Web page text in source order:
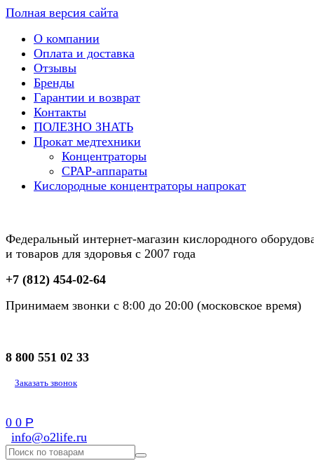
Полная версия сайта
О компании
Оплата и доставка
Отзывы
Бренды
Гарантии и возврат
Контакты
ПОЛЕЗНО ЗНАТЬ
Прокат медтехники
Концентраторы
CPAP-аппараты
Кислородные концентраторы напрокат
Федеральный интернет-магазин кислородного
и товаров для здоровья с 2007 года
+7 (812) 454-02-64
Принимаем звонки с 8:00 до 20:00 (московское время)
8 800 551 02 33
Заказать звонок
0 0 Р
info@o2life.ru